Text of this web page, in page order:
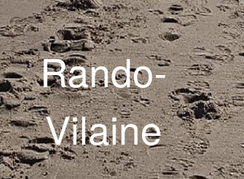
Rando-
Vilaine